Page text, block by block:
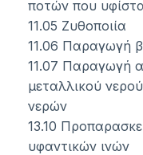
ποτών που
11.05 Ζυθοποιία
11.06 Παραγωγή
11.07 Παραγωγή
μεταλλικού
νερών
13.10
υφαντικών ινών